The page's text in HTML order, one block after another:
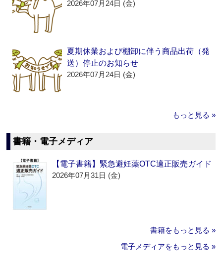
2026年07月24日 (金)
夏期休業および棚卸に伴う商品出荷（発
送）停止のお知らせ
2026年07月24日 (金)
もっと見る »
書籍・電子メディア
【電子書籍】緊急避妊薬OTC適正販売ガイド
2026年07月31日 (金)
書籍をもっと見る »
電子メディアをもっと見る »